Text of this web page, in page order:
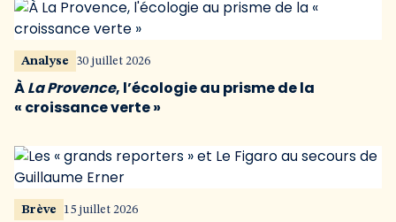
Analyse 30 juillet 2026
ÀLa Provence, l’écologie au prisme de la
« croissance verte »
Brève 15 juillet 2026